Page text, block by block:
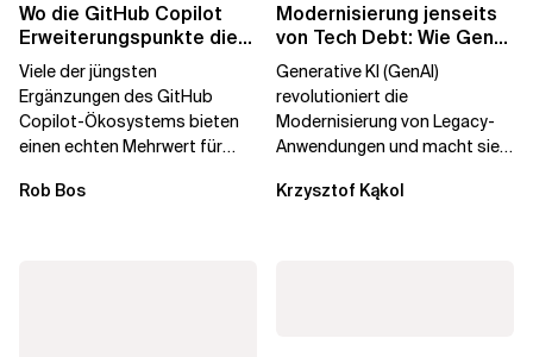
Wo die GitHub Copilot
Erweiterungspunkte die
Governance brechen
Viele der jüngsten
Ergänzungen des GitHub
Copilot-Ökosystems bieten
einen echten Mehrwert für
aber auch die...
Rob Bos
Modernisierung jenseits
von Tech Debt: Wie GenAI
die
Generative KI (GenAI)
revolutioniert die
Modernisierung von Legacy-
Anwendungen und macht sie
Durch die Automatisierung...
Krzysztof Kąkol